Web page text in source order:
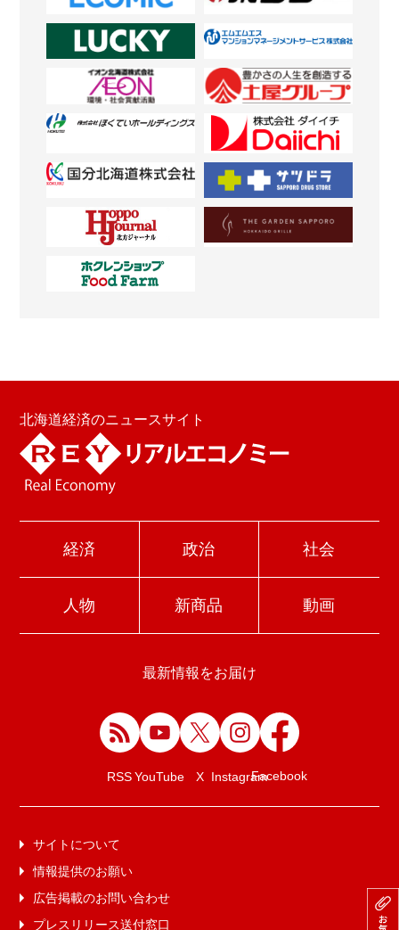
北海道経済のニュースサイト
経済 政治 社会
人物 新商品 動画
最新情報をお届け
RSSYouTube X InstagramFacebook
サイトについて
情報提供のお願い
広告掲載のお問い合わせ
プレスリリース送付窓口